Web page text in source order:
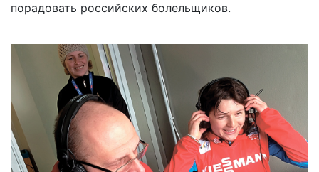
порадовать российских болельщиков.